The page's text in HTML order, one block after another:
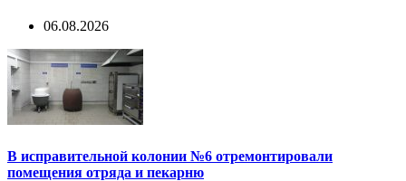
06.08.2026
В исправительной колонии №6 отремонтировали
помещения отряда и пекарню